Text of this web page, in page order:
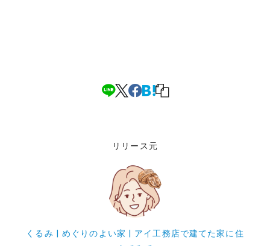
リリース元
くるみ | めぐりのよい家 | アイ工務店で建てた家に住